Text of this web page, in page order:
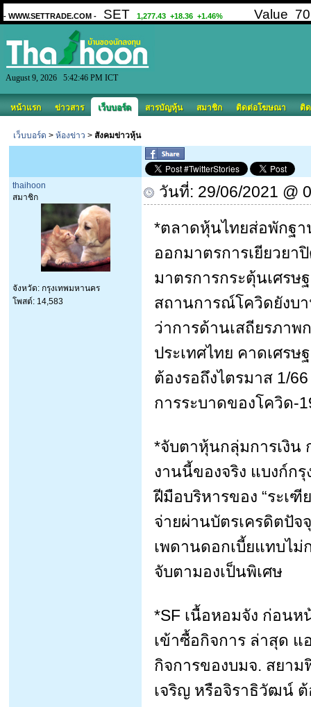
August 9, 2026 5:42:46 PM ICT
หน้าแรก ข่าวสาร เว็บบอร์ด สารบัญหุ้น สมาชิก ติดต่อโฆษณา ติ
เว็บบอร์ด > ห้องข่าว > สังคมข่าวหุ้น
thaihoon
สมาชิก
จังหวัด: กรุงเทพมหานคร
โพสต์: 14,583
วันที่: 29/06/2021 @
*ตลาดหุ้นไทยส่อพักฐ
ออกมาตรการเยียวยา
มาตรการกระตุ้นเศร
สถานการณ์โควิดยังบ
ว่าการด้านเสถียรภาพ
ประเทศไทย คาดเศร
ต้องรอถึงไตรมาส 1/
การระบาดของโควิด-
*จับตาหุ้นกลุ่มการเงิน
งานนี้ของจริง แบงก์ก
ฝีมือบริหารของ “ระเฑี
จ่ายผ่านบัตรเครดิตปั
เพดานดอกเบี้ยแทบไ
จับตามองเป็นพิเศษ
*SF เนื้อหอมจัง ก่อน
เข้าซื้อกิจการ ล่าสุด แ
กิจการของบมจ. สยาม
เจริญ หรือจิราธิวัฒน์